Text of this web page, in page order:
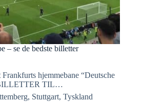
– se de bedste billetter
hjemmebane “Deutsche
TIL…
, Stuttgart, Tyskland